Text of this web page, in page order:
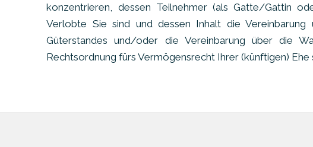
konzentrieren, dessen Teilnehmer (als Gatte/Gattin
Verlobte Sie sind und dessen Inhalt die
Güterstandes und/oder die Vereinbarung über die
Rechtsordnung fürs Vermögensrecht Ihrer (künftigen) Ehe